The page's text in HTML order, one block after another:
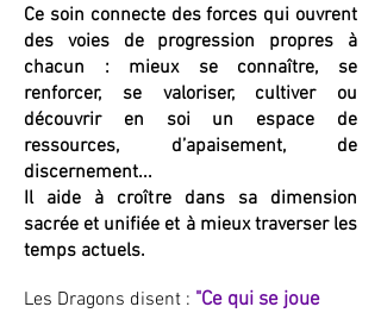
Ce soin connecte des forces qui ouvrent
des voies de progression propres à
chacun : mieux se connaître, se
renforcer, se valoriser, cultiver ou
découvrir en soi un espace de
ressources, d’apaisement, de
discernement...
Il aide à croître dans sa dimension
sacrée et unifiée et à mieux traverser les
temps actuels.
Les Dragons disent : "Ce qui se joue